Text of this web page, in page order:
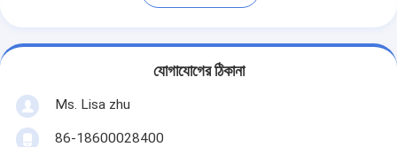
যোগাযোগের ঠিকানা
Ms. Lisa zhu
86-18600028400